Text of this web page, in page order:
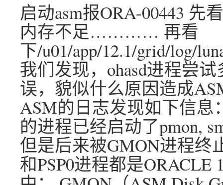
启动asm报ORA-00443 先
内存不足………… 再看
下/u01/app/12.1/grid/log/
我们发现，ohasd进程尝
误，貌似什么原因造成
ASM的日志发现如下信息
的进程已经启动了pmon,
但是后来被GMON进程终
和PSP0进程都是